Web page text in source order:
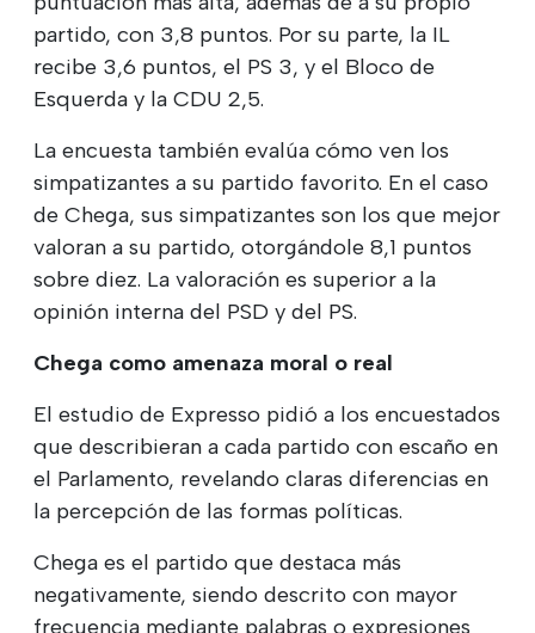
partido, con 3,8 puntos. Por su parte, la IL
recibe 3,6 puntos, el PS 3, y el Bloco de
Esquerda y la CDU 2,5.
La encuesta también evalúa cómo ven los
simpatizantes a su partido favorito. En el caso
de Chega, sus simpatizantes son los que mejor
valoran a su partido, otorgándole 8,1 puntos
sobre diez. La valoración es superior a la
opinión interna del PSD y del PS.
Chega como amenaza moral o real
El estudio de Expresso pidió a los encuestados
que describieran a cada partido con escaño en
el Parlamento, revelando claras diferencias en
la percepción de las formas políticas.
Chega es el partido que destaca más
negativamente, siendo descrito con mayor
frecuencia mediante palabras o expresiones